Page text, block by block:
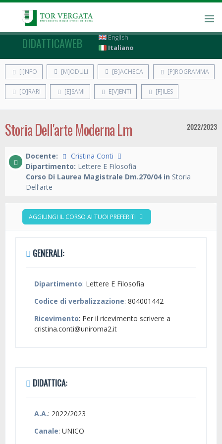
DIDATTICAWEB
English
Italiano
[I]NFO [M]ODULI [B]ACHECA [P]ROGRAMMA
[O]RARI [E]SAMI E[V]ENTI [F]ILES
Storia Dell'arte Moderna Lm 2022/2023
Docente:
Cristina Conti
Dipartimento: Lettere E Filosofia
Corso Di Laurea Magistrale Dm.270/04 in Storia
Dell'arte
AGGIUNGI IL CORSO AI TUOI PREFERITI
GENERALI:
Dipartimento: Lettere E Filosofia
Codice di verbalizzazione: 804001442
Ricevimento: Per il ricevimento scrivere a
cristina.conti@uniroma2.it
DIDATTICA:
A.A.: 2022/2023
Canale: UNICO